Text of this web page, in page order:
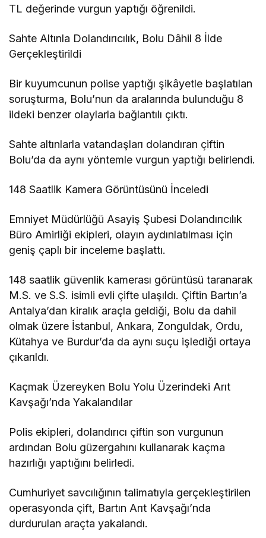
TL değerinde vurgun yaptığı öğrenildi.
Sahte Altınla Dolandırıcılık, Bolu Dâhil 8 İlde
Gerçekleştirildi
Bir kuyumcunun polise yaptığı şikâyetle başlatılan
soruşturma, Bolu’nun da aralarında bulunduğu 8
ildeki benzer olaylarla bağlantılı çıktı.
Sahte altınlarla vatandaşları dolandıran çiftin
Bolu’da da aynı yöntemle vurgun yaptığı belirlendi.
148 Saatlik Kamera Görüntüsünü İnceledi
Emniyet Müdürlüğü Asayiş Şubesi Dolandırıcılık
Büro Amirliği ekipleri, olayın aydınlatılması için
geniş çaplı bir inceleme başlattı.
148 saatlik güvenlik kamerası görüntüsü taranarak
M.S. ve S.S. isimli evli çifte ulaşıldı. Çiftin Bartın’a
Antalya’dan kiralık araçla geldiği, Bolu da dahil
olmak üzere İstanbul, Ankara, Zonguldak, Ordu,
Kütahya ve Burdur’da da aynı suçu işlediği ortaya
çıkarıldı.
Kaçmak Üzereyken Bolu Yolu Üzerindeki Arıt
Kavşağı’nda Yakalandılar
Polis ekipleri, dolandırıcı çiftin son vurgunun
ardından Bolu güzergahını kullanarak kaçma
hazırlığı yaptığını belirledi.
Cumhuriyet savcılığının talimatıyla gerçekleştirilen
operasyonda çift, Bartın Arıt Kavşağı’nda
durdurulan araçta yakalandı.